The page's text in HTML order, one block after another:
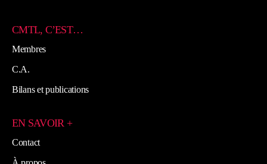
CMTL, C’EST…
Membres
C.A.
Bilans et publications
EN SAVOIR +
Contact